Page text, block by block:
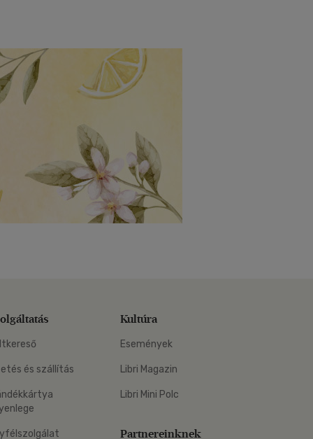
és szállítás
Kultúra
Események
Libri Magazin
Libri Mini Polc
Partnereinknek